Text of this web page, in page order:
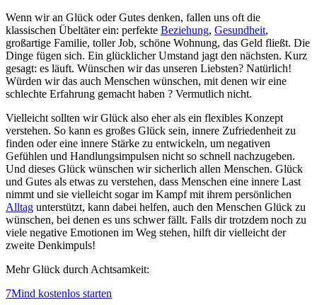
Wenn wir an Glück oder Gutes denken, fallen uns oft die
klassischen Übeltäter ein: perfekte Beziehung, Gesundheit,
großartige Familie, toller Job, schöne Wohnung, das Geld fließt. Die
Dinge fügen sich. Ein glücklicher Umstand jagt den nächsten. Kurz
gesagt: es läuft. Wünschen wir das unseren Liebsten? Natürlich!
Würden wir das auch Menschen wünschen, mit denen wir eine
schlechte Erfahrung gemacht haben ? Vermutlich nicht.
Vielleicht sollten wir Glück also eher als ein flexibles Konzept
verstehen. So kann es großes Glück sein, innere Zufriedenheit zu
finden oder eine innere Stärke zu entwickeln, um negativen
Gefühlen und Handlungsimpulsen nicht so schnell nachzugeben.
Und dieses Glück wünschen wir sicherlich allen Menschen. Glück
und Gutes als etwas zu verstehen, dass Menschen eine innere Last
nimmt und sie vielleicht sogar im Kampf mit ihrem persönlichen
Alltag unterstützt, kann dabei helfen, auch den Menschen Glück zu
wünschen, bei denen es uns schwer fällt. Falls dir trotzdem noch zu
viele negative Emotionen im Weg stehen, hilft dir vielleicht der
zweite Denkimpuls!
Mehr Glück durch Achtsamkeit:
7Mind kostenlos starten